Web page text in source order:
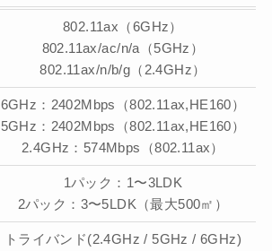
802.11ax（6GHz）
802.11ax/ac/n/a（5GHz）
802.11ax/n/b/g（2.4GHz）
6GHz：2402Mbps（802.11ax,HE160）
5GHz：2402Mbps（802.11ax,HE160）
2.4GHz：574Mbps（802.11ax）
1パック：1〜3LDK
2パック：3〜5LDK（最大500㎡）
トライバンド(2.4GHz / 5GHz / 6GHz)